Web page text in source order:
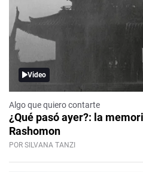
Video
Algo que quiero contarte
¿Qué pasó ayer?: la
Rashomon
POR SILVANA TANZI